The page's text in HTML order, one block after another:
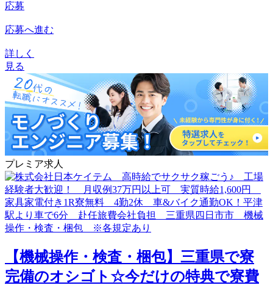
応募
応募へ進む
詳しく
見る
プレミア求人
【機械操作・検査・梱包】三重県で寮
完備のオシゴト☆今だけの特典で寮費